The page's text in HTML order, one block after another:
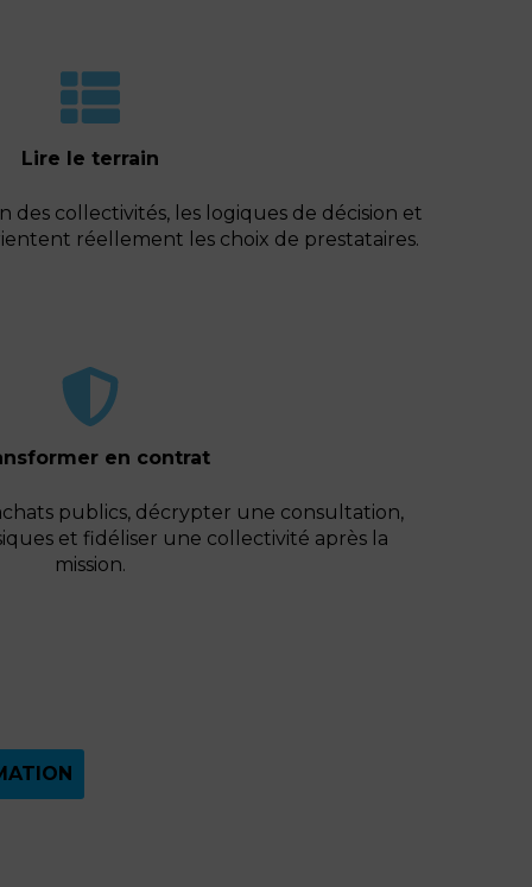
Lire le terrain
des collectivités, les logiques de décision et
réellement les choix de prestataires.
en contrat
publics, décrypter une consultation,
et fidéliser une collectivité après la
mission.